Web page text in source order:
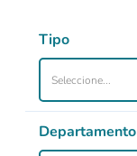
Tipo
Seleccione...
Departamento